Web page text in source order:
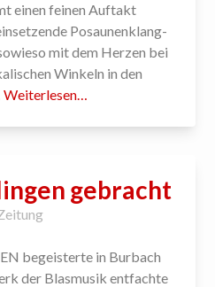
einen feinen Auftakt
Posaunen­klang-
mit dem Herzen bei
Winkeln in den
Weiterlesen…
gebracht
begeisterte in Burbach
der Blas­musik entfachte